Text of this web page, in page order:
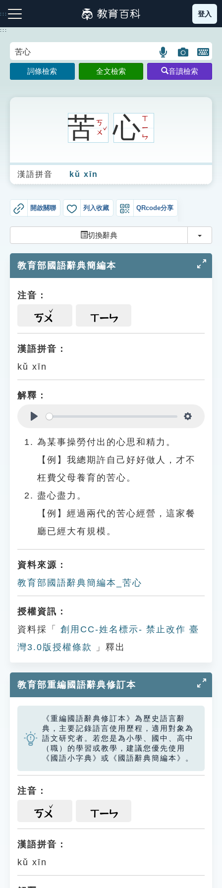
到
主
:::
注音索引圖示 筆畫索引圖示 部首索引表圖示
生字詞彙表
成語故事
索引選單
單字索引
遊戲專區
貓頭鷹博士
登入
:::
語
言
搜
圖
片
搜
開
鍵
圖
詞條檢索 全文檢索 音讀檢索
苦ㄎ
ㄨ
ˇ心ㄒ
ㄧ
ㄣ
漢語拼音 kǔ xīn
開啟關聯 列入收藏 QRcode分享
切換辭典 切換
教育部國語辭典簡編本
注音：
ㄎㄨ ㄒㄧㄣ
漢語拼音：
kǔ xīn
解釋：
為某事操勞付出的心思和精力。
【例】我總期許自己好好做人，才不
枉費父母養育的苦心。
盡心盡力。
【例】經過兩代的苦心經營，這家餐
廳已經大有規模。
資料來源：
教育部國語辭典簡編本_苦心
授權資訊：
資料採「
創用CC-姓名標示- 禁止改作 臺
灣3.0版授權條款
」釋出
教育部重編國語辭典修訂本
《重編國語辭典修訂本》為歷史語言辭
典，主要記錄語言使用歷程，適用對象為
語文研究者。若您是為小學、國中、高中
（職）的學習或教學，建議您優先使用
《國語小字典》或《國語辭典簡編本》。
注音：
ㄎㄨ ㄒㄧㄣ
漢語拼音：
kǔ xīn